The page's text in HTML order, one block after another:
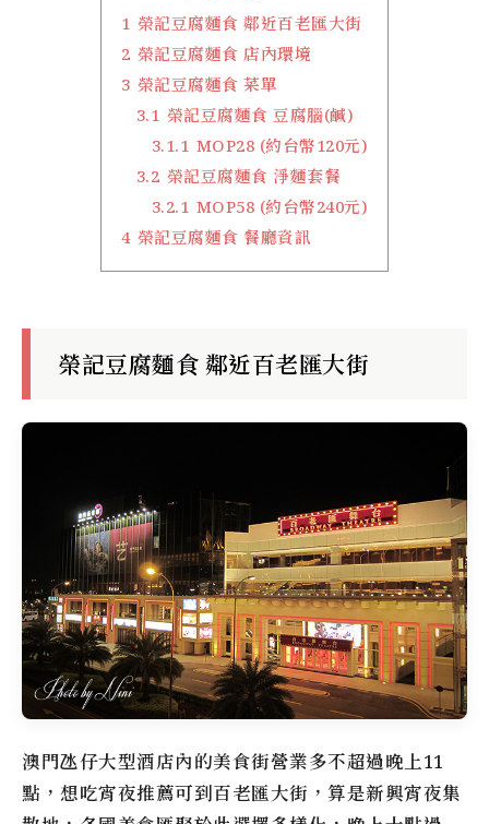
1 榮記豆腐麵食 鄰近百老匯大街
2 榮記豆腐麵食 店內環境
3 榮記豆腐麵食 菜單
3.1 榮記豆腐麵食 豆腐腦(鹹)
3.1.1 MOP28 (約台幣120元)
3.2 榮記豆腐麵食 淨麵套餐
3.2.1 MOP58 (約台幣240元)
4 榮記豆腐麵食 餐廳資訊
榮記豆腐麵食 鄰近百老匯大街
澳門氹仔大型酒店內的美食街營業多不超過晚上11
點，想吃宵夜推薦可到百老匯大街 ，算是新興宵夜集